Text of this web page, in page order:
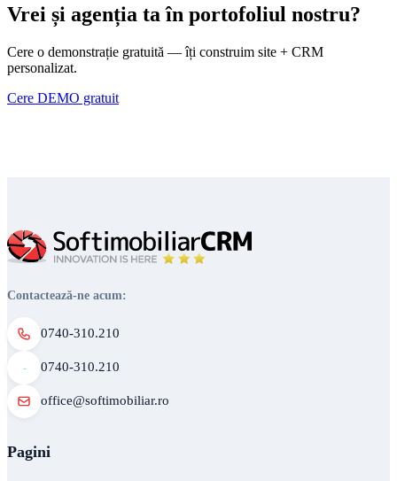
Vrei și agenția ta în portofoliul nostru?
Cere o demonstrație gratuită — îți construim site + CRM
personalizat.
Cere DEMO gratuit
Contactează-ne acum:
0740-310.210
0740-310.210
office@softimobiliar.ro
Pagini